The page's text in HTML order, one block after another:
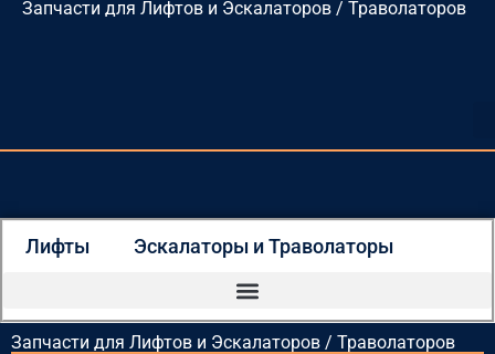
Перейти
Запчасти для Лифтов и Эскалаторов / Траволаторов
Лифты Эскалаторы и Траволаторы
Запчасти для Лифтов и Эскалаторов / Траволаторов